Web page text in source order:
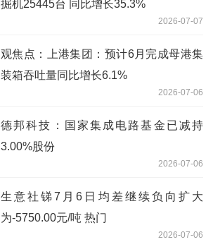
掘机25445台 同比增长35.3%
2026-07-07
观焦点：上港集团：预计6月完成母港集
装箱吞吐量同比增长6.1%
2026-07-06
德邦科技：国家集成电路基金已减持
3.00%股份
2026-07-06
生意社锑7月6日均差继续负向扩大
为-5750.00元/吨 热门
2026-07-06